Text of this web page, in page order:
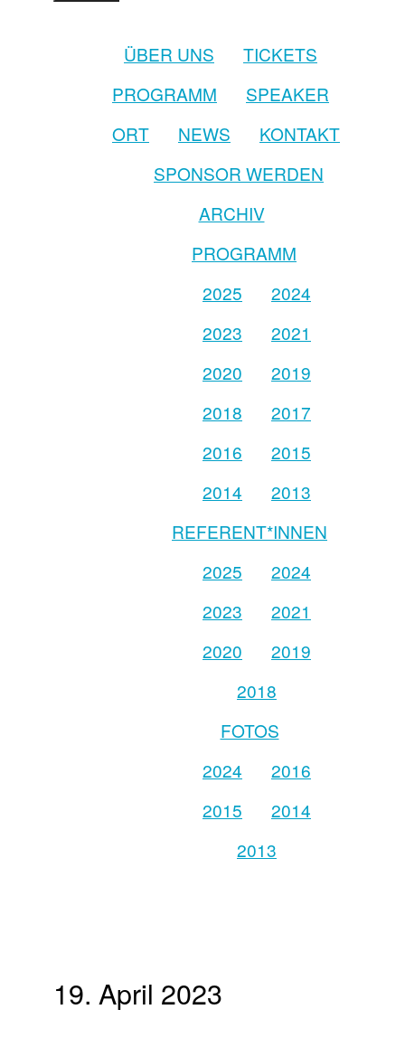
ÜBER UNS
TICKETS
PROGRAMM
SPEAKER
ORT
NEWS
KONTAKT
SPONSOR WERDEN
ARCHIV
PROGRAMM
2025
2024
2023
2021
2020
2019
2018
2017
2016
2015
2014
2013
REFERENT*INNEN
2025
2024
2023
2021
2020
2019
2018
FOTOS
2024
2016
2015
2014
2013
19. April 2023